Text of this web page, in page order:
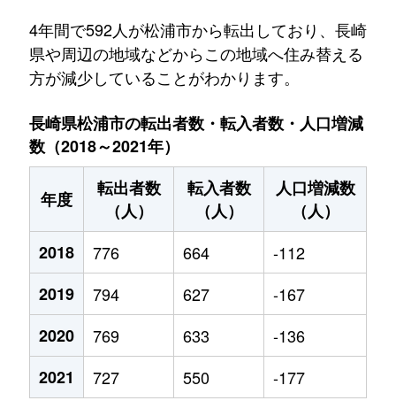
4年間で592人が松浦市から転出しており、長崎
県や周辺の地域などからこの地域へ住み替える
方が減少していることがわかります。
長崎県松浦市の転出者数・転入者数・人口増減
数（2018～2021年）
年度
転出者数
（人）
転入者数
（人）
人口増減数
（人）
2018
776 664
-112
2019
794 627
-167
2020
769 633
-136
2021
727 550 -177